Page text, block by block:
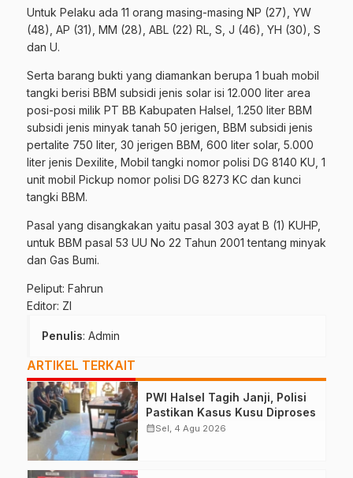
Untuk Pelaku ada 11 orang masing-masing NP (27), YW
(48), AP (31), MM (28), ABL (22) RL, S, J (46), YH (30), S
dan U.
Serta barang bukti yang diamankan berupa 1 buah mobil
tangki berisi BBM subsidi jenis solar isi 12.000 liter area
posi-posi milik PT BB Kabupaten Halsel, 1.250 liter BBM
subsidi jenis minyak tanah 50 jerigen, BBM subsidi jenis
pertalite 750 liter, 30 jerigen BBM, 600 liter solar, 5.000
liter jenis Dexilite, Mobil tangki nomor polisi DG 8140 KU, 1
unit mobil Pickup nomor polisi DG 8273 KC dan kunci
tangki BBM.
Pasal yang disangkakan yaitu pasal 303 ayat B (1) KUHP,
untuk BBM pasal 53 UU No 22 Tahun 2001 tentang minyak
dan Gas Bumi.
Peliput: Fahrun
Editor: ZI
Penulis: Admin
ARTIKEL TERKAIT
PWI Halsel Tagih Janji, Polisi
Pastikan Kasus Kusu Diproses
calendar_monthSel, 4 Agu 2026